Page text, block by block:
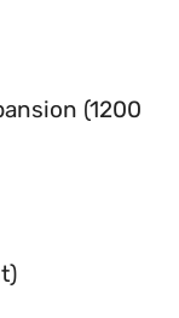
(1200